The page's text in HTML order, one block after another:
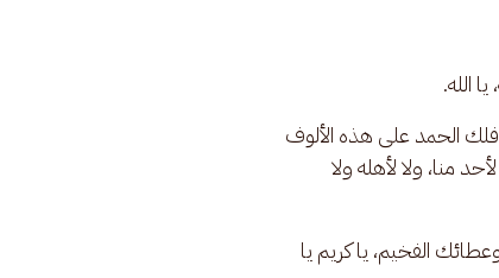
الله.
الحمد على هذه الألوف
منا، ولا لأهله ولا
الفخيم، يا كريم يا